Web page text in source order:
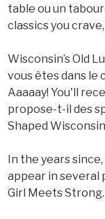
table ou un
classics you
Wisconsin’s Old
vous êtes dans le
Aaaaay! You'll
propose-t-il des
Shaped
In the years
appear in several
Girl Meets Strong.